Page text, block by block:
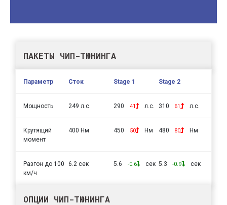
ПАКЕТЫ ЧИП-ТЮНИНГА
Параметр Сток Stage 1 Stage 2
Мощность 249 л.с. 290 41 л.с. 310 61 л.с.
Крутящий
момент
400 Нм 450 50 Нм 480 80 Нм
Разгон до 100
км/ч
6.2 сек 5.6 -0.6 сек 5.3 -0.9 сек
ОПЦИИ ЧИП-ТЮНИНГА